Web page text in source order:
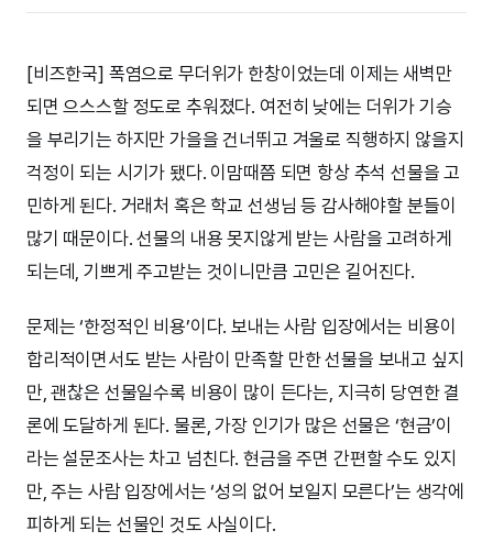
[비즈한국] 폭염으로 무더위가 한창이었는데 이제는 새벽만
되면 으스스할 정도로 추워졌다. 여전히 낮에는 더위가 기승
을 부리기는 하지만 가을을 건너뛰고 겨울로 직행하지 않을지
걱정이 되는 시기가 됐다. 이맘때쯤 되면 항상 추석 선물을 고
민하게 된다. 거래처 혹은 학교 선생님 등 감사해야할 분들이
많기 때문이다. 선물의 내용 못지않게 받는 사람을 고려하게
되는데, 기쁘게 주고받는 것이니만큼 고민은 길어진다.
문제는 ‘한정적인 비용’이다. 보내는 사람 입장에서는 비용이
합리적이면서도 받는 사람이 만족할 만한 선물을 보내고 싶지
만, 괜찮은 선물일수록 비용이 많이 든다는, 지극히 당연한 결
론에 도달하게 된다. 물론, 가장 인기가 많은 선물은 ‘현금’이
라는 설문조사는 차고 넘친다. 현금을 주면 간편할 수도 있지
만, 주는 사람 입장에서는 ‘성의 없어 보일지 모른다’는 생각에
피하게 되는 선물인 것도 사실이다.